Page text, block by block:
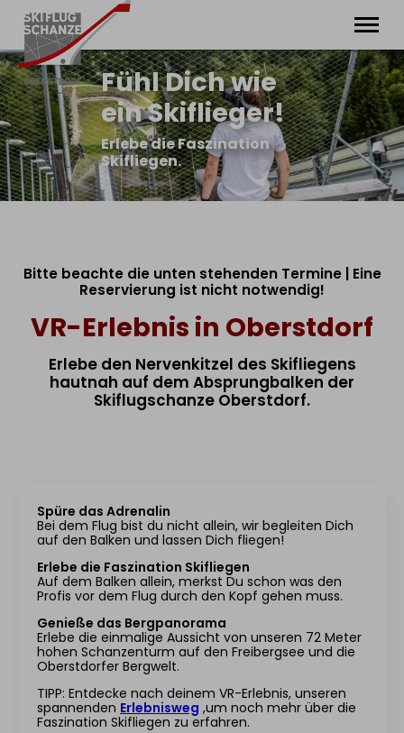
Arena
Info
Erlebnisse
Events
Geschichte
Tagung & Events
Gastronomie
Fühl Dich wie
ein Skiflieger!
Erlebe die Faszination
Skifliegen.
Bitte beachte die unten stehenden Termine | Eine
Reservierung ist nicht notwendig!
VR-Erlebnis in Oberstdorf
Erlebe den Nervenkitzel des Skifliegens
hautnah auf dem Absprungbalken der
Skiflugschanze Oberstdorf.
Spüre das Adrenalin
Bei dem Flug bist du nicht allein, wir begleiten Dich
auf den Balken und lassen Dich fliegen!
Erlebe die Faszination Skifliegen
Auf dem Balken allein, merkst Du schon was den
Profis vor dem Flug durch den Kopf gehen muss.
Genieße das Bergpanorama
Erlebe die einmalige Aussicht von unseren 72 Meter
hohen Schanzenturm auf den Freibergsee und die
Oberstdorfer Bergwelt.
TIPP: Entdecke nach deinem VR-Erlebnis, unseren
spannenden Erlebnisweg ,um noch mehr über die
Faszination Skifliegen zu erfahren.